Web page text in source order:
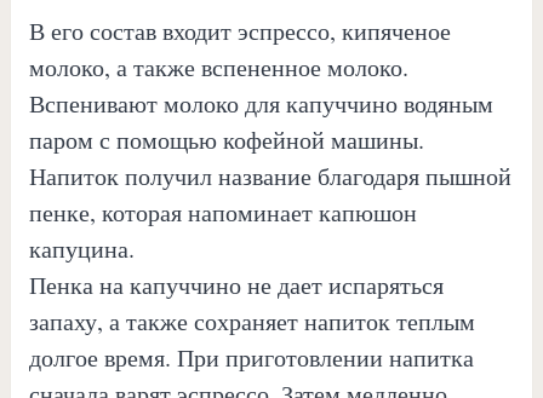
В его состав входит эспрессо, кипяченое
молоко, а также вспененное молоко.
Вспенивают молоко для капуччино водяным
паром с помощью кофейной машины.
Напиток получил название благодаря пышной
пенке, которая напоминает капюшон
капуцина.
Пенка на капуччино не дает испаряться
запаху, а также сохраняет напиток теплым
долгое время. При приготовлении напитка